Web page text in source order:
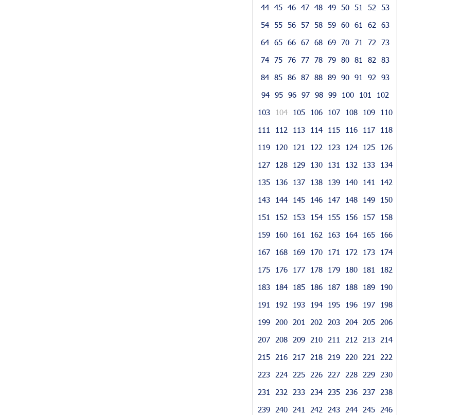
44 45 46 47 48 49 50 51 52
53
54 55 56 57 58 59 60 61 62
63
64 65 66 67 68 69 70 71 72
73
74 75 76 77 78 79 80 81 82
83
84 85 86 87 88 89 90 91 92
93
94 95 96 97 98 99 100 101
102
103
104 105 106 107 108 109
110
111
112 113 114 115 116 117
118
119
120 121 122 123 124 125
126
127
128 129 130 131 132 133
134
135
136 137 138 139 140 141
142
143
144 145 146 147 148 149
150
151
152 153 154 155 156 157
158
159
160 161 162 163 164 165
166
167
168 169 170 171 172 173
174
175
176 177 178 179 180 181
182
183
184 185 186 187 188 189
190
191
192 193 194 195 196 197
198
199
200 201 202 203 204 205
206
207
208 209 210 211 212 213
214
215
216 217 218 219 220 221
222
223
224 225 226 227 228 229
230
231
232 233 234 235 236 237
238
239
240 241 242 243 244 245 246